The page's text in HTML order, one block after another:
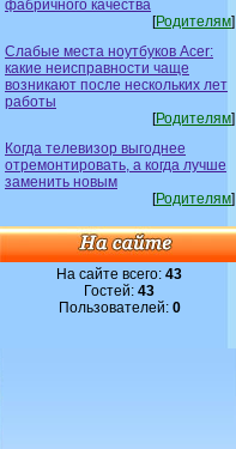
фабричного качества
[Родителям]
Слабые места ноутбуков Acer:
какие неисправности чаще
возникают после нескольких лет
работы
[Родителям]
Когда телевизор выгоднее
отремонтировать, а когда лучше
заменить новым
[Родителям]
На сайте всего:43
Гостей:43
Пользователей: 0